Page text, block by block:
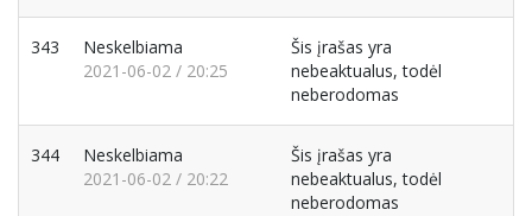
343
Neskelbiama
2021-06-02 / 20:25
Šis įrašas yra
nebeaktualus, todėl
neberodomas
344
Neskelbiama
2021-06-02 / 20:22
Šis įrašas yra
nebeaktualus, todėl
neberodomas